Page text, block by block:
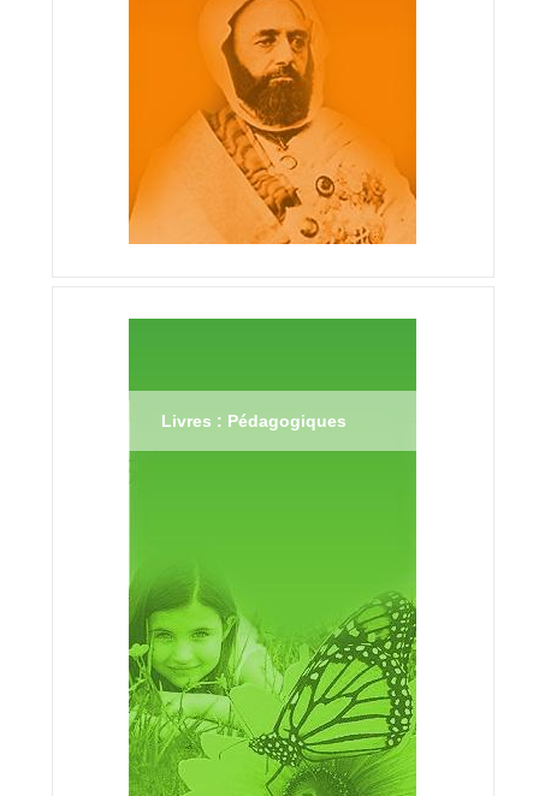
Livres : Pédagogiques